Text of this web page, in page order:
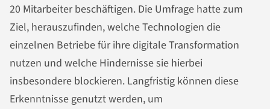
20 Mitarbeiter beschäftigen. Die Umfrage hatte zum
Ziel, herauszufinden, welche Technologien die
einzelnen Betriebe für ihre digitale Transformation
nutzen und welche Hindernisse sie hierbei
insbesondere blockieren. Langfristig können diese
Erkenntnisse genutzt werden, um